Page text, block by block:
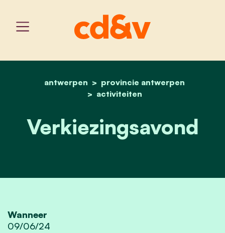
home
antwerpen
provincie antwerpen
activiteiten
verkiezingsavond
Verkiezingsavond
Wanneer
09/06/24